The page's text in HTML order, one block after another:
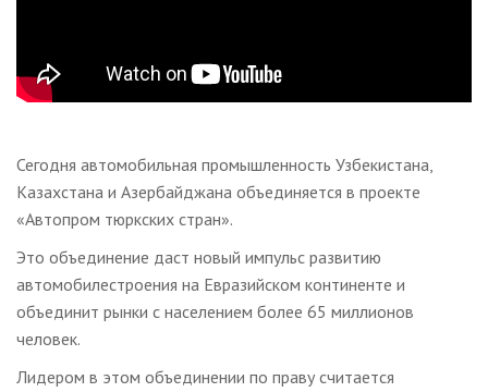
Сегодня автомобильная промышленность Узбекистана,
Казахстана и Азербайджана объединяется в проекте
«Автопром тюркских стран».
Это объединение даст новый импульс развитию
автомобилестроения на Евразийском континенте и
объединит рынки с населением более 65 миллионов
человек.
Лидером в этом объединении по праву считается